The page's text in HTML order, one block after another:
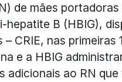
de mães
hepatite B (HBIG),
CRIE, nas
e a HBIG
ao RN